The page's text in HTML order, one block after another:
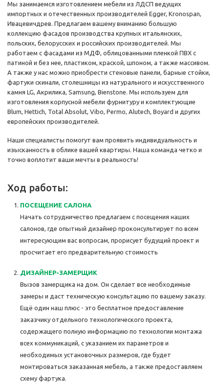
Мы занимаемся изготовлением мебели из ЛДСП ведущих
импортных и отечественных производителей Egger, Kronospan,
Ивацевичдрев. Предлагаем вашему вниманию большую
коллекцию фасадов производства крупных итальянских,
польских, белорусских и российских производителей. Мы
работаем с фасадами из МДФ, облицованными пленкой ПВХ с
патиной и без нее, пластиком, краской, шпоном, а также массивом.
А также у нас можно приобрести стеновые панели, барные стойки,
фартуки скинали, столешницы из натурального и искусственного
камня LG, Акрилика, Samsung, Bienstone. Мы используем для
изготовления корпусной мебели фурнитуру и комплектующие
Blum, Hettich, Total Absolut, Vibo, Permo, Alutech, Boyard и других
европейских производителей.
Наши специалисты помогут вам проявить индивидуальность и
изысканность в облике вашей квартиры. Наша команда четко и
точно воплотит ваши мечты в реальность!
Ход работы:
ПОСЕЩЕНИЕ САЛОНА
Начать сотрудничество предлагаем с посещения наших
салонов, где опытный дизайнер проконсультирует по всем
интересующим вас вопросам, прорисует будущий проект и
просчитает его предварительную стоимость
ДИЗАЙНЕР-ЗАМЕРЩИК
Вызов замерщика на дом. Он сделает все необходимые
замеры и даст техническую консультацию по вашему заказу.
Ещё один наш плюс - это бесплатное предоставление
заказчику отдельного технологического проекта,
содержащего полную информацию по технологии монтажа
всех коммуникаций, с указанием их параметров и
необходимых установочных размеров, где будет
монтироваться заказанная мебель, а также предоставляем
схему фартука.